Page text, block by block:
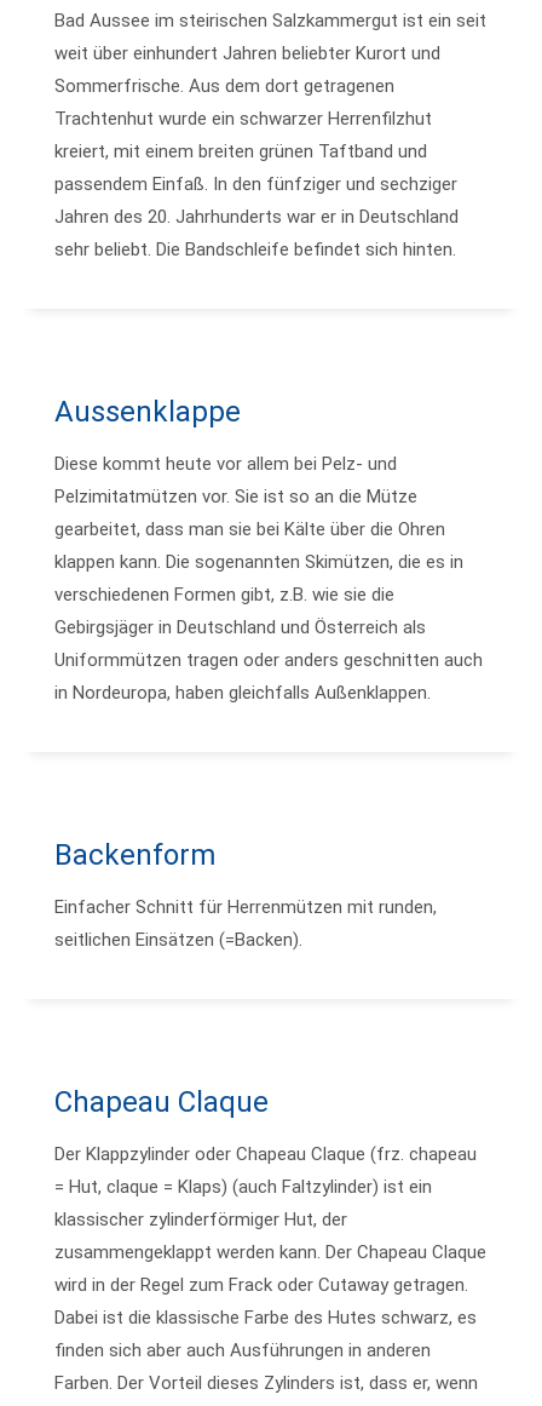
Bad Aussee im steirischen Salzkammergut ist ein seit
weit über einhundert Jahren beliebter Kurort und
Sommerfrische. Aus dem dort getragenen
Trachtenhut wurde ein schwarzer Herrenfilzhut
kreiert, mit einem breiten grünen Taftband und
passendem Einfaß. In den fünfziger und sechziger
Jahren des 20. Jahrhunderts war er in Deutschland
sehr beliebt. Die Bandschleife befindet sich hinten.
Aussenklappe
Diese kommt heute vor allem bei Pelz- und
Pelzimitatmützen vor. Sie ist so an die Mütze
gearbeitet, dass man sie bei Kälte über die Ohren
klappen kann. Die sogenannten Skimützen, die es in
verschiedenen Formen gibt, z.B. wie sie die
Gebirgsjäger in Deutschland und Österreich als
Uniformmützen tragen oder anders geschnitten auch
in Nordeuropa, haben gleichfalls Außenklappen.
Backenform
Einfacher Schnitt für Herrenmützen mit runden,
seitlichen Einsätzen (=Backen).
Chapeau Claque
Der Klappzylinder oder Chapeau Claque (frz. chapeau
= Hut, claque = Klaps) (auch Faltzylinder) ist ein
klassischer zylinderförmiger Hut, der
zusammengeklappt werden kann. Der Chapeau Claque
wird in der Regel zum Frack oder Cutaway getragen.
Dabei ist die klassische Farbe des Hutes schwarz, es
finden sich aber auch Ausführungen in anderen
Farben. Der Vorteil dieses Zylinders ist, dass er, wenn